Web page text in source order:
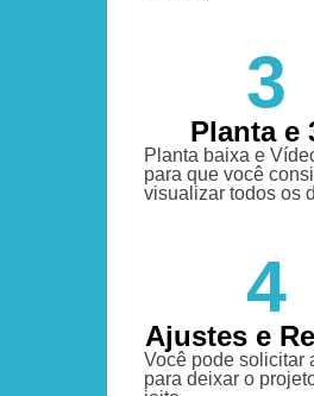
3
Planta e
Planta baixa e
para que você
visualizar todos os
4
Ajustes e
Você pode solicitar
para deixar o